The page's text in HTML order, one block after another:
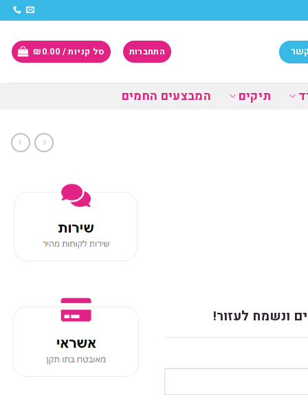
התחברות סל קניות / ₪0.00
תיקים המבצעים החמים
ונשמח לעזור!